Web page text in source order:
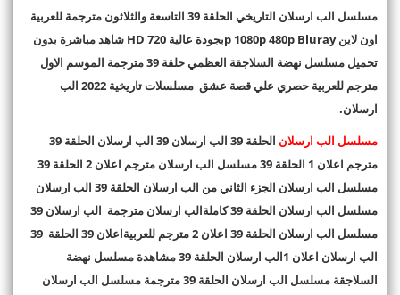
مسلسل الب ارسلان التاريخي الحلقة 39 التاسعة والثلاثون مترجمة للعربية
اون لاين
HD بجودة عالية 720p 1080p 480p Bluray
شاهد مباشرة بدون
تحميل مسلسل نهضة السلاجقة العظمي حلقة 39 مترجمة الموسم الاول
مترجم للعربية حصري علي قصة عشق مسلسلات تاريخية 2022 الب
ارسلان.
مسلسل الب ارسلان
الحلقة 39 الب ارسلان 39 الب ارسلان الحلقة 39
مترجم اعلان 1 الحلقة 39 مسلسل الب ارسلان مترجم اعلان 2 الحلقة 39
مسلسل الب ارسلان الجزء الثاني من الب ارسلان الحلقة 39 الب ارسلان
مسلسل الب ارسلان الحلقة 39 كاملةالب ارسلان مترجمة الب ارسلان 39
مسلسل الب ارسلان الحلقة 39 اعلان 2 مترجم للعربيةاعلان 39 الحلقة 39
الب ارسلان اعلان 1الب ارسلان الحلقة 39 مشاهدة مسلسل نهضة
السلاجقة مسلسل الب ارسلان الحلقة 39 مترجمة مسلسل الب ارسلان